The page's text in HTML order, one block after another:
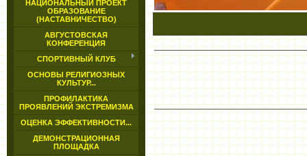
НАЦИОНАЛЬНЫЙ ПРОЕКТ
ОБРАЗОВАНИЕ
(НАСТАВНИЧЕСТВО)
АВГУСТОВСКАЯ
КОНФЕРЕНЦИЯ
СПОРТИВНЫЙ КЛУБ
ОСНОВЫ РЕЛИГИОЗНЫХ
КУЛЬТУР...
ПРОФИЛАКТИКА
ПРОЯВЛЕНИЙ ЭКСТРЕМИЗМА
ОЦЕНКА ЭФФЕКТИВНОСТИ...
ДЕМОНСТРАЦИОННАЯ
ПЛОЩАДКА